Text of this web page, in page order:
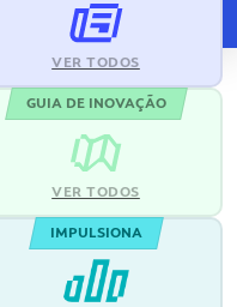
VER TODOS
GUIA DE INOVAÇÃO
VER TODOS
IMPULSIONA